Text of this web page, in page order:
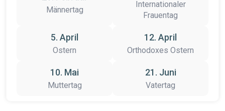
Männertag
Internationaler
Frauentag
5. April
Ostern
12. April
Orthodoxes Ostern
10. Mai
Muttertag
21. Juni
Vatertag